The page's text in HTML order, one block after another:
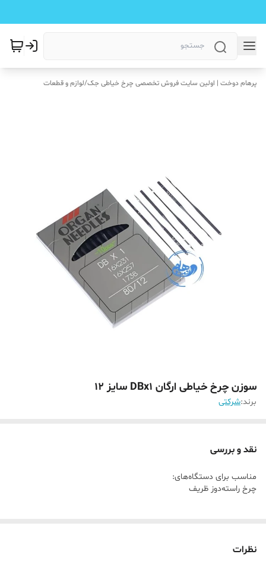
پرهام دوخت | اولین سایت فروش تخصصی چرخ خیاطی جک/لوازم و قطعات
سوزن چرخ خیاطی ارگان DBx1 سایز 12
برند:شرکتی
نقد و بررسی
مناسب برای دستگاه‌های:
چرخ راسته‌دوز ظریف
نظرات